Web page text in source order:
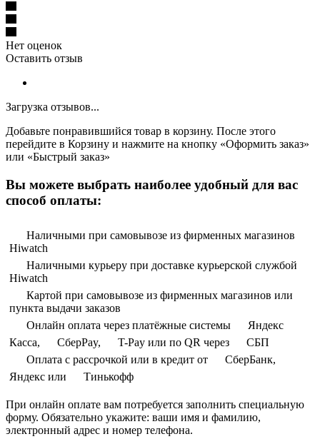
Нет оценок
Оставить отзыв
Загрузка отзывов...
Добавьте понравившийся товар в корзину. После этого
перейдите в Корзину и нажмите на кнопку «Оформить заказ»
или «Быстрый заказ»
Вы можете выбрать наиболее удобный для вас
способ оплаты:
Наличными при самовывозе из фирменных магазинов
Hiwatch
Наличными курьеру при доставке курьерской службой
Hiwatch
Картой при самовывозе из фирменных магазинов или
пункта выдачи заказов
Онлайн оплата через платёжные системы
Яндекс
Касса,
СберPay, T-Pay или по QR через
СБП
Оплата с рассрочкой или в кредит от
СберБанк,
Яндекс или
Тинькофф
При онлайн оплате вам потребуется заполнить специальную
форму. Обязательно укажите: ваши имя и фамилию,
электронный адрес и номер телефона.